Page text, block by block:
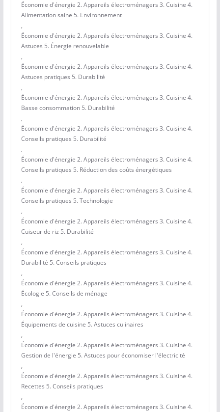
Économie d'énergie 2. Appareils électroménagers 3. Cuisine 4.
Alimentation saine 5. Environnement
,
Économie d'énergie 2. Appareils électroménagers 3. Cuisine 4.
Astuces 5. Énergie renouvelable
,
Économie d'énergie 2. Appareils électroménagers 3. Cuisine 4.
Astuces pratiques 5. Durabilité
,
Économie d'énergie 2. Appareils électroménagers 3. Cuisine 4.
Basse consommation 5. Durabilité
,
Économie d'énergie 2. Appareils électroménagers 3. Cuisine 4.
Conseils pratiques 5. Durabilité
,
Économie d'énergie 2. Appareils électroménagers 3. Cuisine 4.
Conseils pratiques 5. Réduction des coûts énergétiques
,
Économie d'énergie 2. Appareils électroménagers 3. Cuisine 4.
Conseils pratiques 5. Technologie
,
Économie d'énergie 2. Appareils électroménagers 3. Cuisine 4.
Cuiseur de riz 5. Durabilité
,
Économie d'énergie 2. Appareils électroménagers 3. Cuisine 4.
Durabilité 5. Conseils pratiques
,
Économie d'énergie 2. Appareils électroménagers 3. Cuisine 4.
Écologie 5. Conseils de ménage
,
Économie d'énergie 2. Appareils électroménagers 3. Cuisine 4.
Équipements de cuisine 5. Astuces culinaires
,
Économie d'énergie 2. Appareils électroménagers 3. Cuisine 4.
Gestion de l'énergie 5. Astuces pour économiser l'électricité
,
Économie d'énergie 2. Appareils électroménagers 3. Cuisine 4.
Recettes 5. Conseils pratiques
,
Économie d'énergie 2. Appareils électroménagers 3. Cuisine 4.